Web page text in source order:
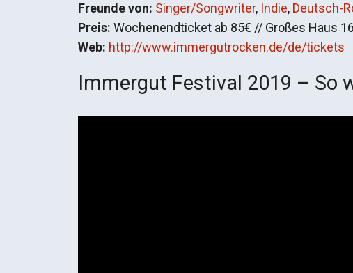
Freunde von: Singer/Songwriter, Indie, Deutsch-
Preis: Wochenendticket ab 85€ // Großes Haus
Web: http://www.immergutrocken.de/de/tickets
Immergut Festival 2019 – So